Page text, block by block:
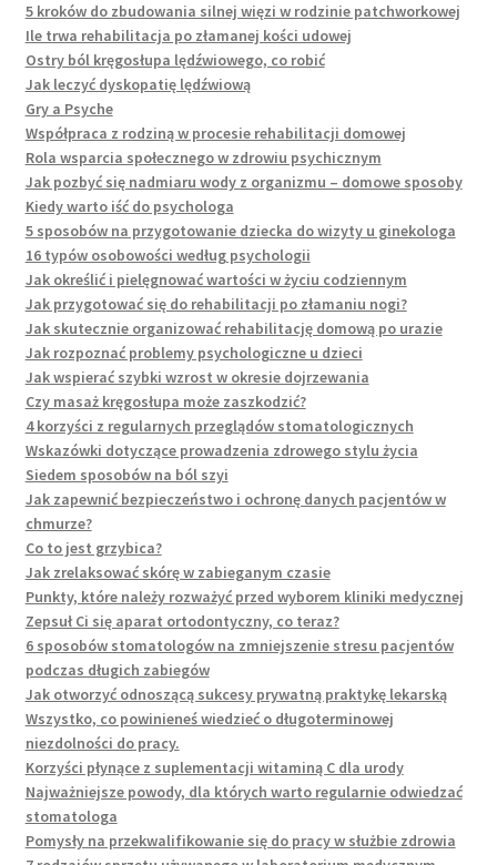
5 kroków do zbudowania silnej więzi w rodzinie patchworkowej
Ile trwa rehabilitacja po złamanej kości udowej
Ostry ból kręgosłupa lędźwiowego, co robić
Jak leczyć dyskopatię lędźwiową
Gry a Psyche
Współpraca z rodziną w procesie rehabilitacji domowej
Rola wsparcia społecznego w zdrowiu psychicznym
Jak pozbyć się nadmiaru wody z organizmu – domowe sposoby
Kiedy warto iść do psychologa
5 sposobów na przygotowanie dziecka do wizyty u ginekologa
16 typów osobowości według psychologii
Jak określić i pielęgnować wartości w życiu codziennym
Jak przygotować się do rehabilitacji po złamaniu nogi?
Jak skutecznie organizować rehabilitację domową po urazie
Jak rozpoznać problemy psychologiczne u dzieci
Jak wspierać szybki wzrost w okresie dojrzewania
Czy masaż kręgosłupa może zaszkodzić?
4 korzyści z regularnych przeglądów stomatologicznych
Wskazówki dotyczące prowadzenia zdrowego stylu życia
Siedem sposobów na ból szyi
Jak zapewnić bezpieczeństwo i ochronę danych pacjentów w
chmurze?
Co to jest grzybica?
Jak zrelaksować skórę w zabieganym czasie
Punkty, które należy rozważyć przed wyborem kliniki medycznej
Zepsuł Ci się aparat ortodontyczny, co teraz?
6 sposobów stomatologów na zmniejszenie stresu pacjentów
podczas długich zabiegów
Jak otworzyć odnoszącą sukcesy prywatną praktykę lekarską
Wszystko, co powinieneś wiedzieć o długoterminowej
niezdolności do pracy.
Korzyści płynące z suplementacji witaminą C dla urody
Najważniejsze powody, dla których warto regularnie odwiedzać
stomatologa
Pomysły na przekwalifikowanie się do pracy w służbie zdrowia